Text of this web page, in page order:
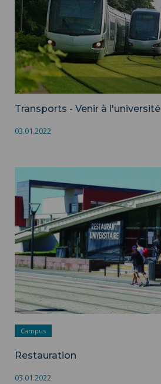
Transports - Venir à l'université
03.01.2022
Campus
Restauration
03.01.2022